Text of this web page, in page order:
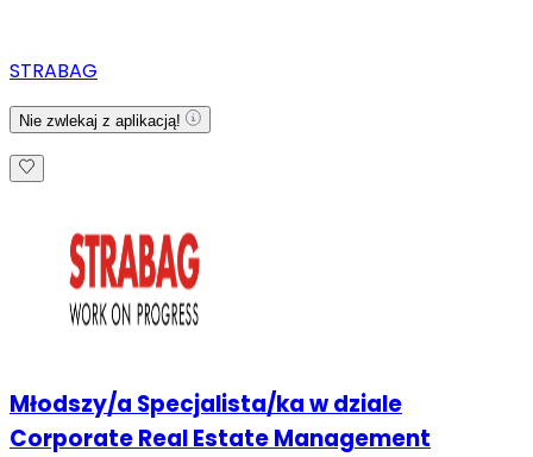
STRABAG
Nie zwlekaj z aplikacją!
Młodszy/a Specjalista/ka w dziale
Corporate Real Estate Management